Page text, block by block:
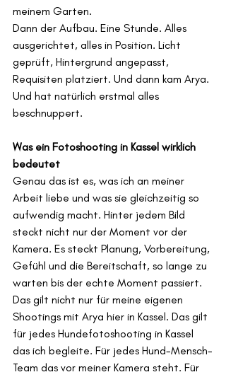
meinem Garten.
Dann der Aufbau. Eine Stunde. Alles
ausgerichtet, alles in Position. Licht
geprüft, Hintergrund angepasst,
Requisiten platziert. Und dann kam Arya.
Und hat natürlich erstmal alles
beschnuppert.
Was ein Fotoshooting in Kassel wirklich
bedeutet
Genau das ist es, was ich an meiner
Arbeit liebe und was sie gleichzeitig so
aufwendig macht. Hinter jedem Bild
steckt nicht nur der Moment vor der
Kamera. Es steckt Planung, Vorbereitung,
Gefühl und die Bereitschaft, so lange zu
warten bis der echte Moment passiert.
Das gilt nicht nur für meine eigenen
Shootings mit Arya hier in Kassel. Das gilt
für jedes Hundefotoshooting in Kassel
das ich begleite. Für jedes Hund-Mensch-
Team das vor meiner Kamera steht. Für